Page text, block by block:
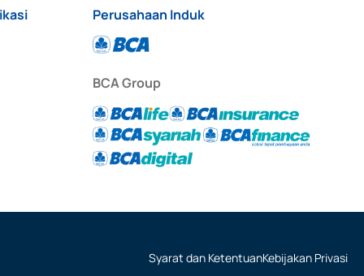
Perusahaan Induk
BCA Group
Syarat dan KetentuanKebijakan Privasi